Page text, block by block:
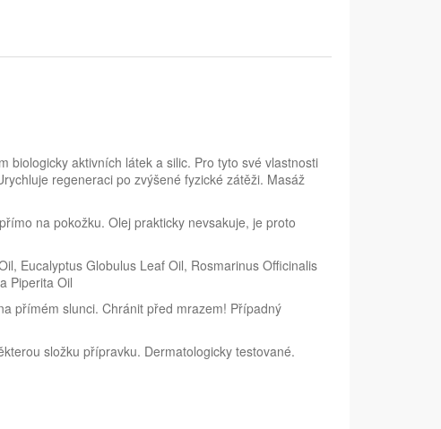
biologicky aktivních látek a silic. Pro tyto své vlastnosti
regeneraci po zvýšené fyzické zátěži. Masáž
na pokožku. Olej prakticky nevsakuje, je proto
Eucalyptus Globulus Leaf Oil, Rosmarinus Officinalis
Piperita Oil
přímém slunci. Chránit před mrazem! Případný
složku přípravku. Dermatologicky testované.